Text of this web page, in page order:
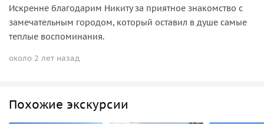
Искренне благодарим Никиту за приятное знакомство с
замечательным городом, который оставил в душе самые
теплые воспоминания.
около 2 лет назад
Похожие экскурсии